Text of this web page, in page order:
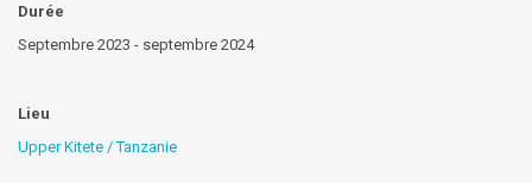
Durée
Septembre 2023 - septembre 2024
Lieu
Upper Kitete / Tanzanie